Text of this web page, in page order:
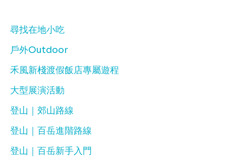
尋找在地小吃
戶外Outdoor
禾風新棧渡假飯店專屬遊程
大型展演活動
登山｜郊山路線
登山｜百岳進階路線
登山｜百岳新手入門